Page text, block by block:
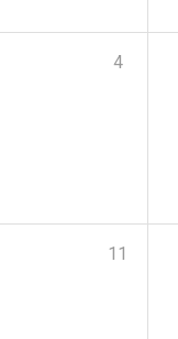
4
11